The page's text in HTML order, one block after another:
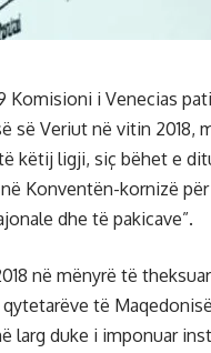
Komisioni i Venecias
së Veriut në vitin 2018,
këtij ligji, siç bëhet e
Konventën-kornizë
dhe të pakicave”.
në mënyrë të
të
larg duke i imponuar